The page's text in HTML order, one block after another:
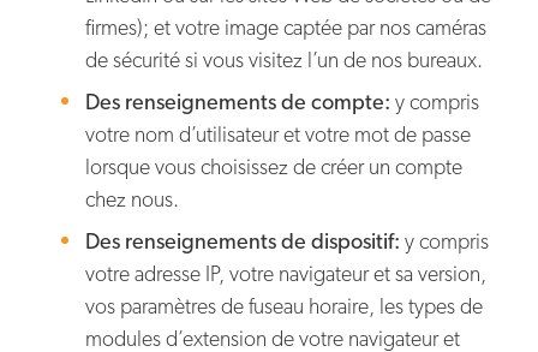
firmes); et votre image captée par nos caméras
de sécurité si vous visitez l’un de nos bureaux.
Des renseignements de compte: y compris
votre nom d’utilisateur et votre mot de passe
lorsque vous choisissez de créer un compte
chez nous.
Des renseignements de dispositif: y compris
votre adresse IP, votre navigateur et sa version,
vos paramètres de fuseau horaire, les types de
modules d’extension de votre navigateur et